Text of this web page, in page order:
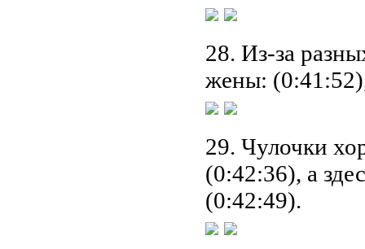
28. Из-за
жены:
29. Чулочки
(0:42:36), а
(0:42:49).